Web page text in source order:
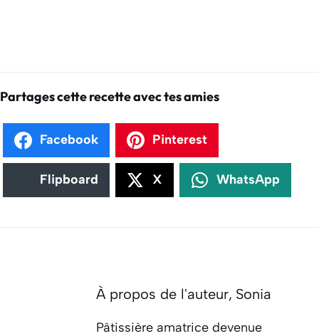
Partages cette recette avec tes amies
Facebook Pinterest
Flipboard X WhatsApp
À propos de l'auteur, Sonia
Pâtissière amatrice devenue